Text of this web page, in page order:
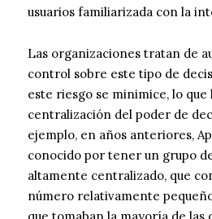
usuarios familiarizada con la
Las organizaciones tratan de
control sobre este tipo de
este riesgo se minimice, lo que
centralización del poder de
ejemplo, en años anteriores,
conocido por tener un grupo
altamente centralizado, que
número relativamente